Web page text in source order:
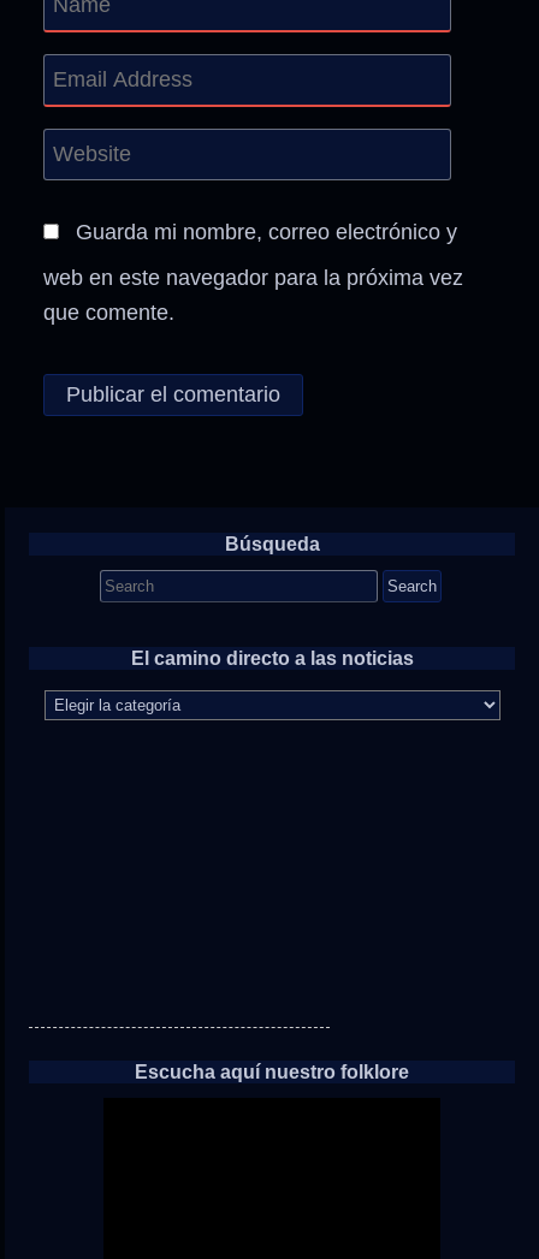
Guarda mi nombre, correo electrónico y
web en este navegador para la próxima vez
que comente.
Búsqueda
Search
for:
El camino directo a las noticias
camino
Escucha aquí nuestro folklore